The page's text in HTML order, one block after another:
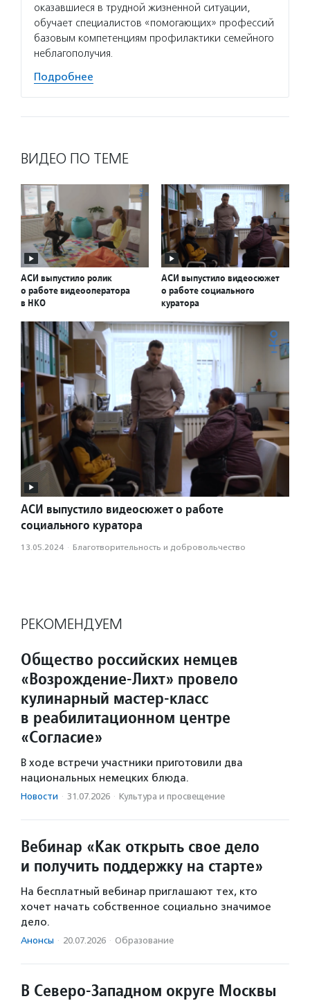
оказавшиеся в трудной жизненной ситуации,
обучает специалистов «помогающих» профессий
базовым компетенциям профилактики семейного
неблагополучия.
Подробнее
ВИДЕО ПО ТЕМЕ
АСИ выпустило ролик
о работе видеооператора
в НКО
АСИ выпустило видеосюжет
о работе социального
куратора
АСИ выпустило видеосюжет о работе
социального куратора
13.05.2024 · Благотвори­тель­ность и доброволь­чест­во
РЕКОМЕНДУЕМ
Общество российских немцев
«Возрождение-Лихт» провело
кулинарный мастер-класс
в реабилитационном центре
«Согласие»
В ходе встречи участники приготовили два
национальных немецких блюда.
Новости · 31.07.2026 · Культура и просвещение
Вебинар «Как открыть свое дело
и получить поддержку на старте»
На бесплатный вебинар приглашают тех, кто
хочет начать собственное социально значимое
дело.
Анонсы · 20.07.2026 · Образование
В Северо-Западном округе Москвы